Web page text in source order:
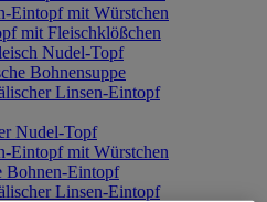
Eintopf mit Würstchen
mit Fleischklößchen
Nudel-Topf
Bohnensuppe
Linsen-Eintopf
Nudel-Topf
Eintopf mit Würstchen
Bohnen-Eintopf
Linsen-Eintopf